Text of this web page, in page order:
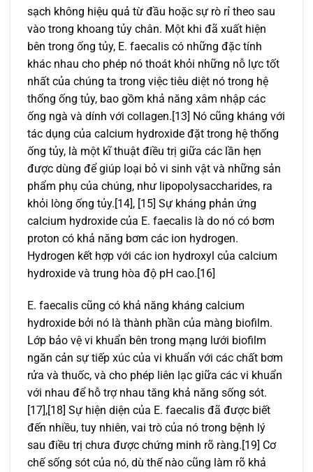
sạch không hiệu quả từ đầu hoặc sự rò rỉ theo sau
vào trong khoang tủy chân. Một khi đã xuất hiện
bên trong ống tủy, E. faecalis có những đặc tính
khác nhau cho phép nó thoát khỏi những nỗ lực tốt
nhất của chúng ta trong việc tiêu diệt nó trong hệ
thống ống tủy, bao gồm khả năng xâm nhập các
ống ngà và dính với collagen.[13] Nó cũng kháng với
tác dụng của calcium hydroxide đặt trong hệ thống
ống tủy, là một kĩ thuật điều trị giữa các lần hẹn
được dùng để giúp loại bỏ vi sinh vật và những sản
phẩm phụ của chúng, như lipopolysaccharides, ra
khỏi lòng ống tủy.[14], [15] Sự kháng phản ứng
calcium hydroxide của E. faecalis là do nó có bơm
proton có khả năng bơm các ion hydrogen.
Hydrogen kết hợp với các ion hydroxyl của calcium
hydroxide và trung hòa độ pH cao.[16]
E. faecalis cũng có khả năng kháng calcium
hydroxide bởi nó là thành phần của màng biofilm.
Lớp bảo vệ vi khuẩn bên trong mạng lưới biofilm
ngăn cản sự tiếp xúc của vi khuẩn với các chất bơm
rửa và thuốc, và cho phép liên lạc giữa các vi khuẩn
với nhau để hỗ trợ nhau tăng khả năng sống sót.
[17],[18] Sự hiện diện của E. faecalis đã được biết
đến nhiều, tuy nhiên, vai trò của nó trong bệnh lý
sau điều trị chưa được chứng minh rõ ràng.[19] Cơ
chế sống sót của nó, dù thế nào cũng làm rõ khả